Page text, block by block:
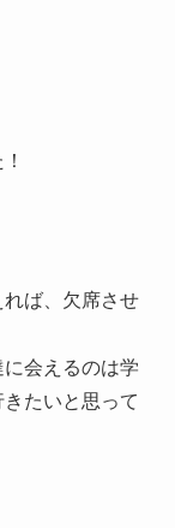
ば、欠席させ
会えるのは学
たいと思って